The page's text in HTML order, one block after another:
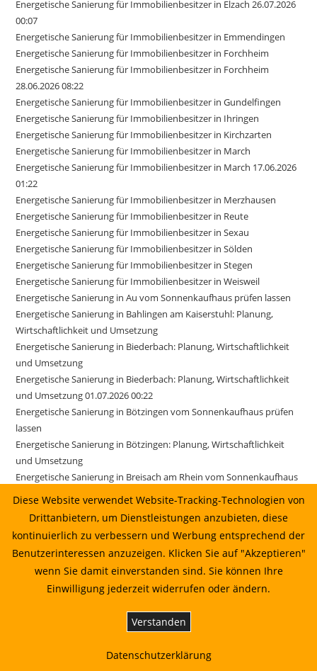
Energetische Sanierung für Immobilienbesitzer in Elzach 26.07.2026
00:07
Energetische Sanierung für Immobilienbesitzer in Emmendingen
Energetische Sanierung für Immobilienbesitzer in Forchheim
Energetische Sanierung für Immobilienbesitzer in Forchheim
28.06.2026 08:22
Energetische Sanierung für Immobilienbesitzer in Gundelfingen
Energetische Sanierung für Immobilienbesitzer in Ihringen
Energetische Sanierung für Immobilienbesitzer in Kirchzarten
Energetische Sanierung für Immobilienbesitzer in March
Energetische Sanierung für Immobilienbesitzer in March 17.06.2026
01:22
Energetische Sanierung für Immobilienbesitzer in Merzhausen
Energetische Sanierung für Immobilienbesitzer in Reute
Energetische Sanierung für Immobilienbesitzer in Sexau
Energetische Sanierung für Immobilienbesitzer in Sölden
Energetische Sanierung für Immobilienbesitzer in Stegen
Energetische Sanierung für Immobilienbesitzer in Weisweil
Energetische Sanierung in Au vom Sonnenkaufhaus prüfen lassen
Energetische Sanierung in Bahlingen am Kaiserstuhl: Planung,
Wirtschaftlichkeit und Umsetzung
Energetische Sanierung in Biederbach: Planung, Wirtschaftlichkeit
und Umsetzung
Energetische Sanierung in Biederbach: Planung, Wirtschaftlichkeit
und Umsetzung 01.07.2026 00:22
Energetische Sanierung in Bötzingen vom Sonnenkaufhaus prüfen
lassen
Energetische Sanierung in Bötzingen: Planung, Wirtschaftlichkeit
und Umsetzung
Energetische Sanierung in Breisach am Rhein vom Sonnenkaufhaus
prüfen lassen
Energetische Sanierung in Buchenbach vom Sonnenkaufhaus
prüfen lassen
Energetische Sanierung in Buchenbach: Planung, Wirtschaftlichkeit
und Umsetzung
Energetische Sanierung in Buchenbach: Planung, Wirtschaftlichkeit
und Umsetzung 16.06.2026 08:22
und Umsetzung 17.06.2026 05:22
Diese Website verwendet Website-Tracking-Technologien von
Drittanbietern, um Dienstleistungen anzubieten, diese
kontinuierlich zu verbessern und Werbung entsprechend der
Benutzerinteressen anzuzeigen. Klicken Sie auf "Akzeptieren"
wenn Sie damit einverstanden sind. Sie können Ihre
Einwilligung jederzeit widerrufen oder ändern.
Verstanden
Datenschutzerklärung